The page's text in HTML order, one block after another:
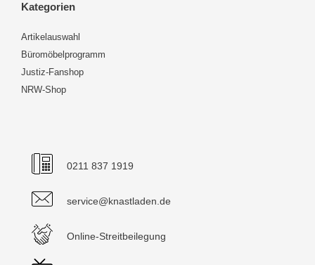
Kategorien
Artikelauswahl
Büromöbelprogramm
Justiz-Fanshop
NRW-Shop
0211 837 1919
service@knastladen.de
Online-Streitbeilegung